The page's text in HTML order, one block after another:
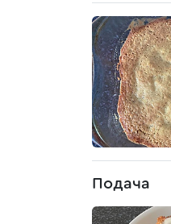
Подача